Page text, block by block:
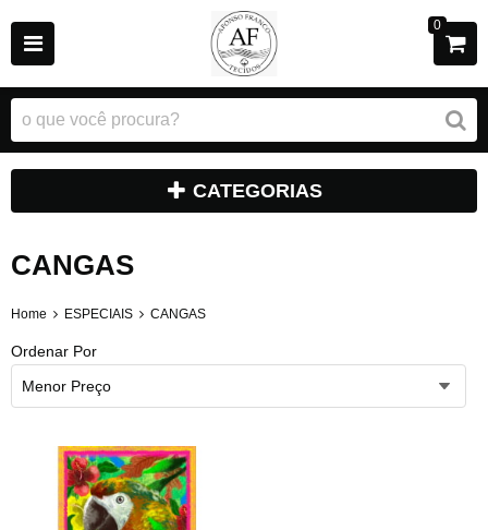
0
CATEGORIAS
CANGAS
Home ESPECIAIS CANGAS
Ordenar Por
Menor Preço